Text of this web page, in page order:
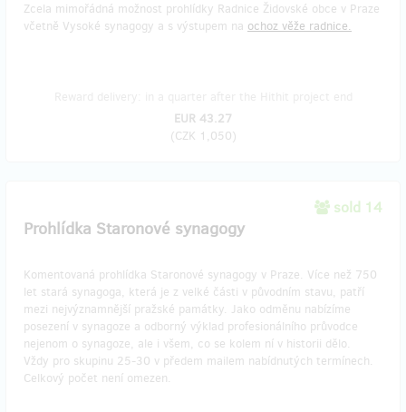
Zcela mimořádná možnost prohlídky Radnice Židovské obce v Praze
včetně Vysoké synagogy a s výstupem na ochoz věže radnice.
EUR 43.27
(CZK 1,050)
sold 14
Prohlídka Staronové synagogy
Komentovaná prohlídka Staronové synagogy v Praze. Více než 750
let stará synagoga, která je z velké části v původním stavu, patří
mezi nejvýznamnější pražské památky. Jako odměnu nabízíme
posezení v synagoze a odborný výklad profesionálního průvodce
nejenom o synagoze, ale i všem, co se kolem ní v historii dělo.
Vždy pro skupinu 25-30 v předem mailem nabídnutých termínech.
Celkový počet není omezen.